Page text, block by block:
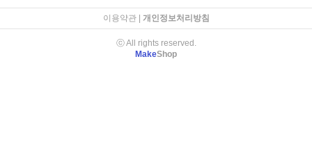
이용약관| 개인정보처리방침
ⓒ All rights reserved.
MakeShop